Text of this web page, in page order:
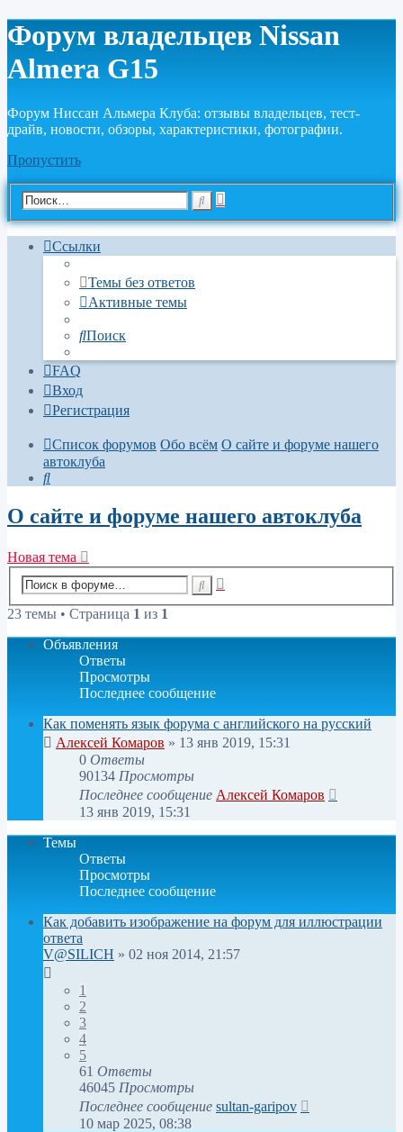
Форум владельцев Nissan
Almera G15
Форум Ниссан Альмера Клуба: отзывы владельцев, тест-
драйв, новости, обзоры, характеристики, фотографии.
Пропустить
Расширенный
Ссылки
Темы без ответов
Активные темы
Поиск
FAQ
Вход
Регистрация
Список форумов Обо всём О сайте и форуме нашего
автоклуба
Поиск
О сайте и форуме нашего автоклуба
Новая тема
23 темы • Страница 1 из 1
Объявления
Ответы
Просмотры
Последнее сообщение
Как поменять язык форума с английского на русский
Алексей Комаров » 13 янв 2019, 15:31
0 Ответы
90134 Просмотры
Последнее сообщение Алексей Комаров
13 янв 2019, 15:31
Темы
Ответы
Просмотры
Последнее сообщение
Как добавить изображение на форум для иллюстрации
ответа
V@SILICH » 02 ноя 2014, 21:57
1
2
3
4
5
61 Ответы
46045 Просмотры
Последнее сообщение sultan-garipov
10 мар 2025, 08:38